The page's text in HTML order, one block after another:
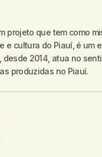
projeto que tem como
e cultura do Piauí, é um
desde 2014, atua no
produzidas no Piauí.